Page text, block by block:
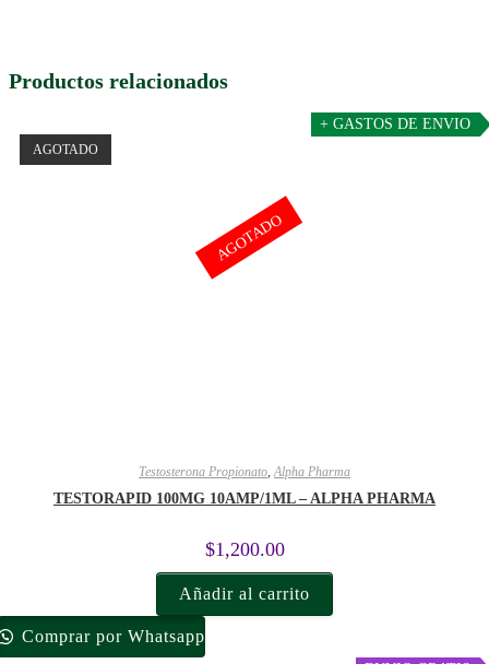
Productos relacionados
+ GASTOS DE ENVIO
AGOTADO
Testosterona Propionato,Alpha Pharma
TESTORAPID 100MG 10AMP/1ML – ALPHA PHARMA
$1,200.00
Añadir al carrito
AGOTADO
Comprar por Whatsapp